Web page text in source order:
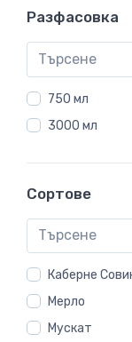
Разфасовка
750 мл
3000 мл
Сортове
Каберне
Мерло
Мускат